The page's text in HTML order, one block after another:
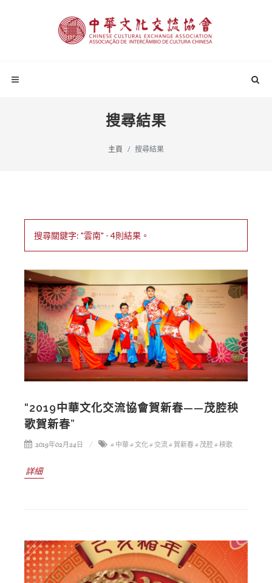
搜尋結果
主頁 搜尋結果
搜尋關鍵字: "雲南" - 4則結果。
“2019中華文化交流協會賀新春——茂腔秧
歌賀新春”
2019年02月24日 # 中華# 文化# 交流# 賀新春# 茂腔# 秧歌
詳細